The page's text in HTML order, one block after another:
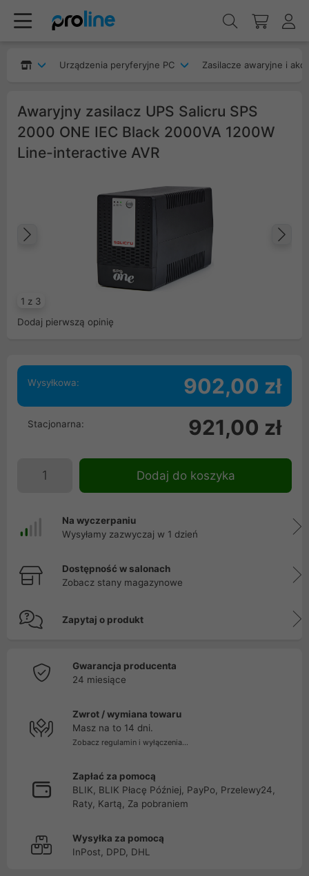
Urządzenia peryferyjne PC Zasilacze awaryjne i
Awaryjny zasilacz UPS Salicru SPS
2000 ONE IEC Black 2000VA 1200W
Line-interactive AVR
1 z 3
Poprzedni
Dodaj pierwszą opinię
Wysyłkowa: 902,00 zł
Stacjonarna: 921,00 zł
Dodaj do koszyka
Na wyczerpaniu
Wysyłamy zazwyczaj w 1 dzień
Dostępność w salonach
Zobacz stany magazynowe
Zapytaj o produkt
Gwarancja producenta
24 miesiące
Zwrot / wymiana towaru
Masz na to 14 dni.
Zobacz regulamin i wyłączenia...
Zapłać za pomocą
BLIK, BLIK Płacę Później, PayPo, Przelewy24,
Raty, Kartą, Za pobraniem
Wysyłka za pomocą
InPost, DPD, DHL